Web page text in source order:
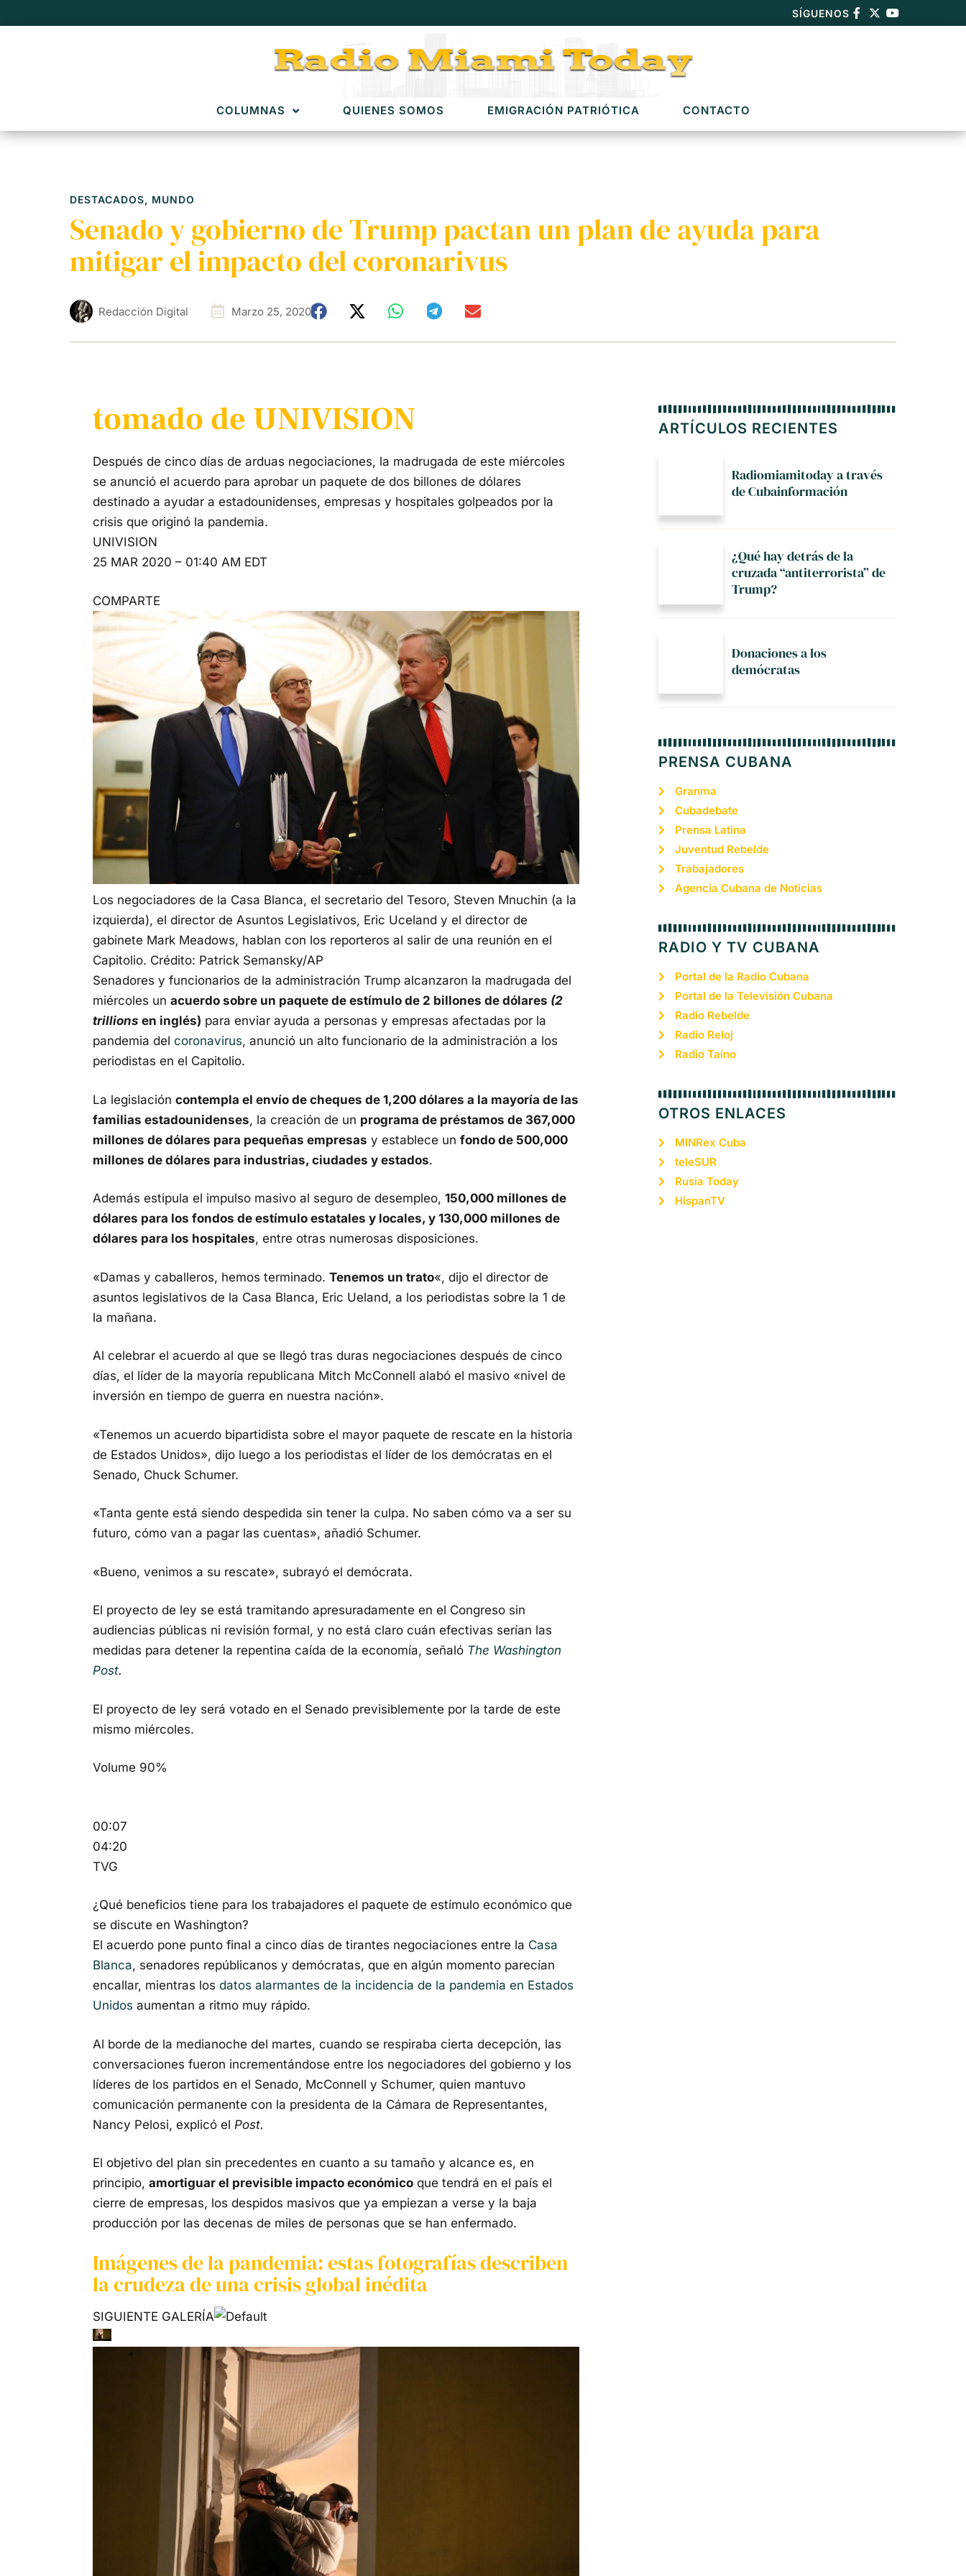
SÍGUENOS
COLUMNAS QUIENES SOMOS EMIGRACIÓN PATRIÓTICA CONTACTO
DESTACADOS, MUNDO
Senado y gobierno de Trump pactan un plan de ayuda para
mitigar el impacto del coronarivus
Redacción Digital Marzo 25, 2020
tomado de UNIVISION
Después de cinco días de arduas negociaciones, la madrugada de este miércoles
se anunció el acuerdo para aprobar un paquete de dos billones de dólares
destinado a ayudar a estadounidenses, empresas y hospitales golpeados por la
crisis que originó la pandemia.
UNIVISION
25 MAR 2020 – 01:40 AM EDT
COMPARTE
Los negociadores de la Casa Blanca, el secretario del Tesoro, Steven Mnuchin (a la
izquierda), el director de Asuntos Legislativos, Eric Uceland y el director de
gabinete Mark Meadows, hablan con los reporteros al salir de una reunión en el
Capitolio. Crédito: Patrick Semansky/AP
Senadores y funcionarios de la administración Trump alcanzaron la madrugada del
miércoles un acuerdo sobre un paquete de estímulo de 2 billones de dólares (2
trillions en inglés) para enviar ayuda a personas y empresas afectadas por la
pandemia del coronavirus, anunció un alto funcionario de la administración a los
periodistas en el Capitolio.
La legislación contempla el envío de cheques de 1,200 dólares a la mayoría de las
familias estadounidenses, la creación de un programa de préstamos de 367,000
millones de dólares para pequeñas empresas y establece un fondo de 500,000
millones de dólares para industrias, ciudades y estados.
Además estipula el impulso masivo al seguro de desempleo, 150,000 millones de
dólares para los fondos de estímulo estatales y locales, y 130,000 millones de
dólares para los hospitales, entre otras numerosas disposiciones.
«Damas y caballeros, hemos terminado. Tenemos un trato«, dijo el director de
asuntos legislativos de la Casa Blanca, Eric Ueland, a los periodistas sobre la 1 de
la mañana.
Al celebrar el acuerdo al que se llegó tras duras negociaciones después de cinco
días, el líder de la mayoría republicana Mitch McConnell alabó el masivo «nivel de
inversión en tiempo de guerra en nuestra nación».
«Tenemos un acuerdo bipartidista sobre el mayor paquete de rescate en la historia
de Estados Unidos», dijo luego a los periodistas el líder de los demócratas en el
Senado, Chuck Schumer.
«Tanta gente está siendo despedida sin tener la culpa. No saben cómo va a ser su
futuro, cómo van a pagar las cuentas», añadió Schumer.
«Bueno, venimos a su rescate», subrayó el demócrata.
El proyecto de ley se está tramitando apresuradamente en el Congreso sin
audiencias públicas ni revisión formal, y no está claro cuán efectivas serían las
medidas para detener la repentina caída de la economía, señaló The Washington
Post.
El proyecto de ley será votado en el Senado previsiblemente por la tarde de este
mismo miércoles.
Volume 90%
00:07
04:20
TVG
¿Qué beneficios tiene para los trabajadores el paquete de estímulo económico que
se discute en Washington?
El acuerdo pone punto final a cinco días de tirantes negociaciones entre la Casa
Blanca, senadores repúblicanos y demócratas, que en algún momento parecían
encallar, mientras los datos alarmantes de la incidencia de la pandemia en Estados
Unidos aumentan a ritmo muy rápido.
Al borde de la medianoche del martes, cuando se respiraba cierta decepción, las
conversaciones fueron incrementándose entre los negociadores del gobierno y los
líderes de los partidos en el Senado, McConnell y Schumer, quien mantuvo
comunicación permanente con la presidenta de la Cámara de Representantes,
Nancy Pelosi, explicó el Post.
El objetivo del plan sin precedentes en cuanto a su tamaño y alcance es, en
principio, amortiguar el previsible impacto económico que tendrá en el país el
cierre de empresas, los despidos masivos que ya empiezan a verse y la baja
producción por las decenas de miles de personas que se han enfermado.
Imágenes de la pandemia: estas fotografías describen
la crudeza de una crisis global inédita
SIGUIENTE GALERÍA
ARTÍCULOS RECIENTES
Radiomiamitoday a través
de Cubainformación
¿Qué hay detrás de la
cruzada “antiterrorista” de
Trump?
Donaciones a los
demócratas
PRENSA CUBANA
Granma
Cubadebate
Prensa Latina
Juventud Rebelde
Trabajadores
Agencia Cubana de Noticias
RADIO Y TV CUBANA
Portal de la Radio Cubana
Portal de la Televisión Cubana
Radio Rebelde
Radio Reloj
Radio Taíno
OTROS ENLACES
MINRex Cuba
teleSUR
Rusia Today
HispanTV